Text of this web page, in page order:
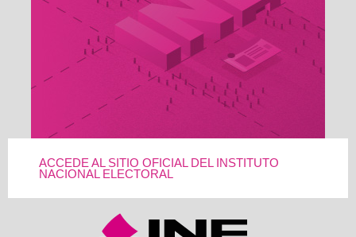
ACCEDE AL SITIO OFICIAL DEL INSTITUTO
NACIONAL ELECTORAL